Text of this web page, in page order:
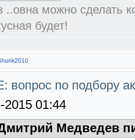
..овна можно сделать
будет!
вопрос по подбору
2015 01:44
Медведев